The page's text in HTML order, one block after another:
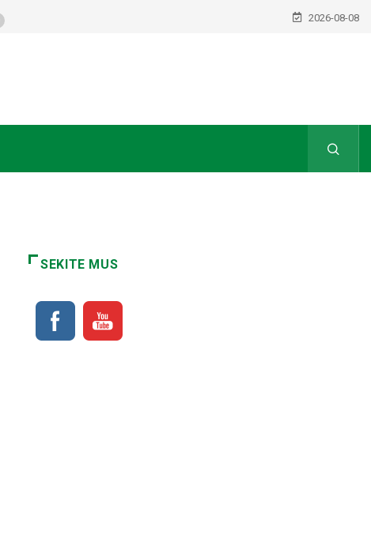
2026-08-08
SEKITE MUS